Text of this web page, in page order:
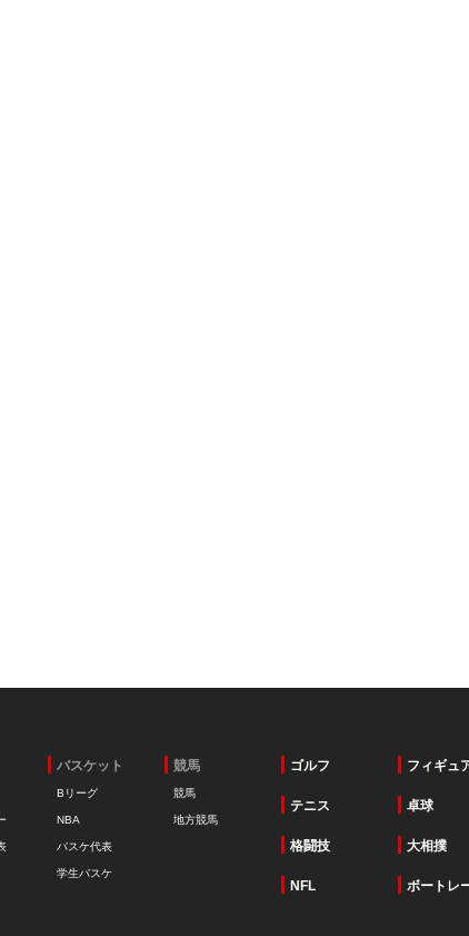
バスケット
Bリーグ
NBA
バスケ代表
学生バスケ
競馬
競馬
地方競馬
ゴルフ フィギュ
テニス 卓球
格闘技 大相撲
NFL ボートレ